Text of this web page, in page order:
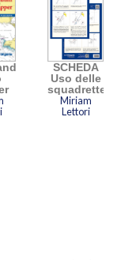
SCHEDA
Uso delle
squadrette
Miriam
Lettori